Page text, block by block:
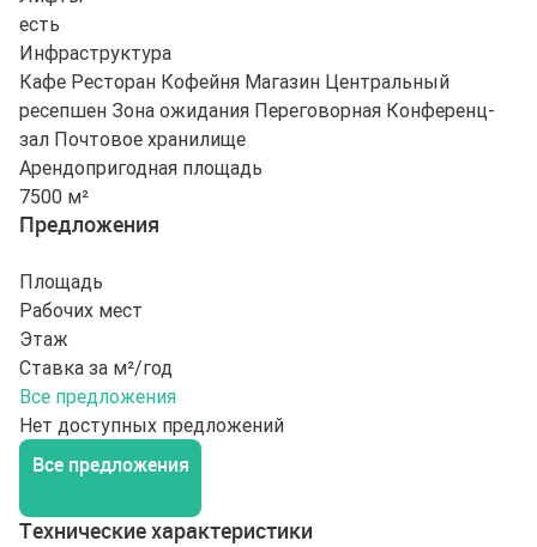
есть
Инфраструктура
Кафе Ресторан Кофейня Магазин Центральный
ресепшен Зона ожидания Переговорная Конференц-
зал Почтовое хранилище
Арендопригодная площадь
7500 м²
Предложения
Площадь
Рабочих мест
Этаж
Ставка за м²/год
Все предложения
Нет доступных предложений
Все предложения
Технические характеристики